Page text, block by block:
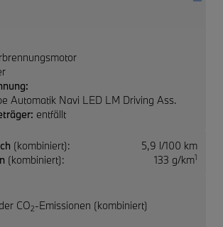
Automatik Navi LED LM Driving Ass.
entfällt
(kombiniert):
5,9 l/100 km
(kombiniert): 133 g/km1
CO2-Emissionen (kombiniert)